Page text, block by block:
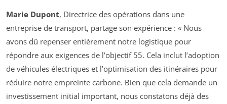
Marie Dupont, Directrice des opérations dans une
entreprise de transport, partage son expérience : « Nous
avons dû repenser entièrement notre logistique pour
répondre aux exigences de l’objectif 55. Cela inclut l’adoption
de véhicules électriques et l’optimisation des itinéraires pour
réduire notre empreinte carbone. Bien que cela demande un
investissement initial important, nous constatons déjà des